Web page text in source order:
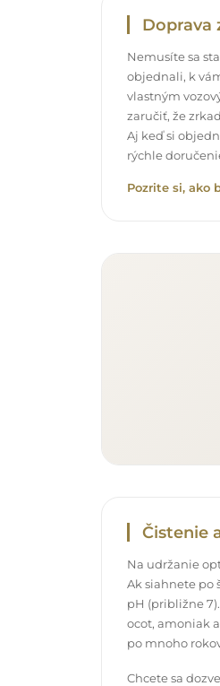
Doprava
Nemusíte sa
objednali, k
vlastným
zaručiť, že
Aj keď si
rýchle
Pozrite si, ako
Čistenie
Na udržanie
Ak siahnete po
pH (približne
ocot, amoniak
po mnoho
Chcete sa